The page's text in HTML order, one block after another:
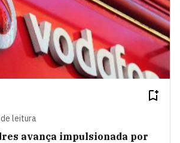
de leitura
avança impulsionada por